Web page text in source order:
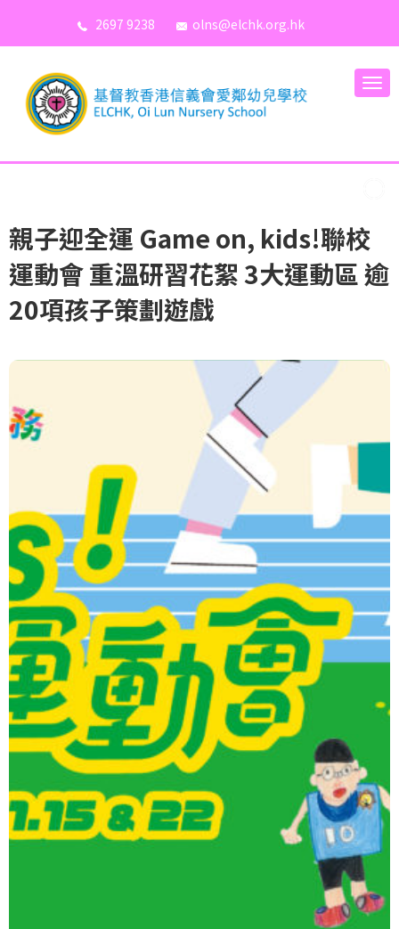
2697 9238 olns@elchk.org.hk
親子迎全運 Game on, kids!聯校
運動會 重溫研習花絮 3大運動區 逾
20項孩子策劃遊戲
親子迎全運「 Game on,
kids!聯校運動會」
11月15日及22日舉行
3大運動區
逾20項孩子自主策劃遊戲
攤位
2025年全運會的熱潮即將席捲大灣區，香港作
為賽區之一，基督教香港信義會社會服務部
「幼兒教育服務」亦響應四年一度的國家級體
育盛事，11間幼兒學校攜手舉辦
「 Game on, kids!聯校運動會」，於11月15日
及22日在烏溪沙青年新村盛大舉行！
感謝本部幼兒學校的現讀生、準讀生、全港及
大灣區 1-6 歲幼兒及親子家庭踴躍參與！為孩